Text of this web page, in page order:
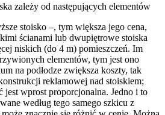
zależy od następujących elementów
stoisko –, tym większa jego cena,
ścianami lub dwupiętrowe stoiska
niskich (do 4 m) pomieszczeń. Im
elementów, tym jest ono
na podłodze zwiększa koszty, tak
reklamowej nad stoiskiem;
jest wprost proporcjonalna. Jedno i to
według tego samego szkicu z